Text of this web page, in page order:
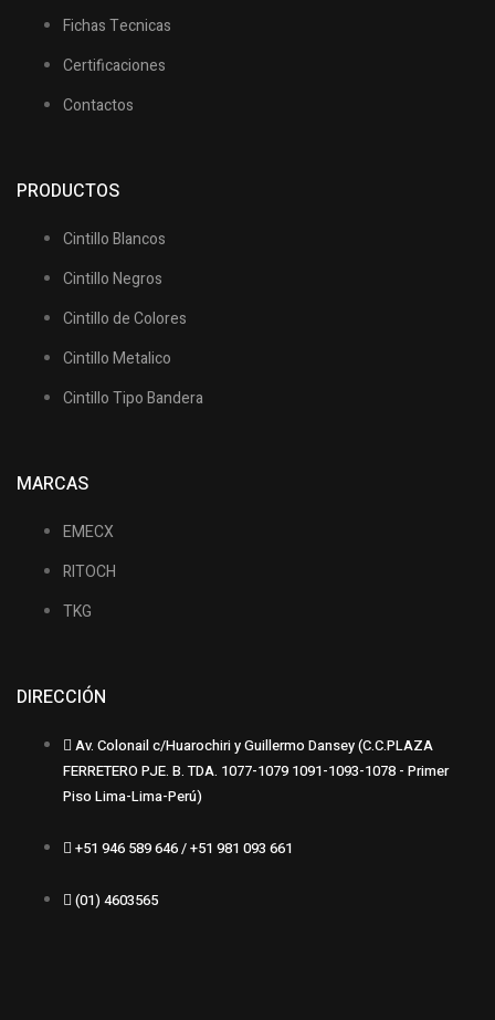
Fichas Tecnicas
Certificaciones
Contactos
PRODUCTOS
Cintillo Blancos
Cintillo Negros
Cintillo de Colores
Cintillo Metalico
Cintillo Tipo Bandera
MARCAS
EMECX
RITOCH
TKG
DIRECCIÓN
Av. Colonail c/Huarochiri y Guillermo Dansey (C.C.PLAZA
FERRETERO PJE. B. TDA. 1077-1079 1091-1093-1078 - Primer
Piso Lima-Lima-Perú)
+51 946 589 646 / +51 981 093 661
(01) 4603565